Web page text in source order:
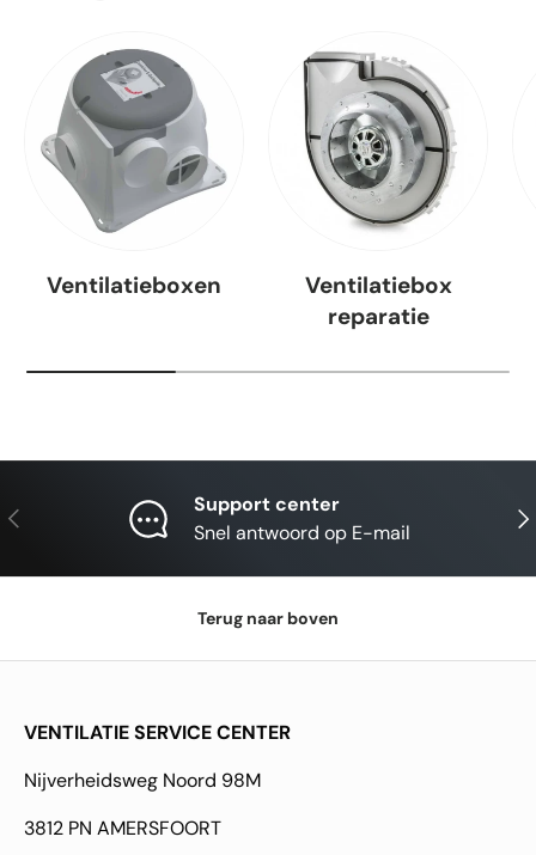
Ventilatieboxen
Ventilatiebox
reparatie
Vorige
Support center
Snel antwoord op E-mail
Terug naar boven
VENTILATIE SERVICE CENTER
Nijverheidsweg Noord 98M
3812 PN AMERSFOORT